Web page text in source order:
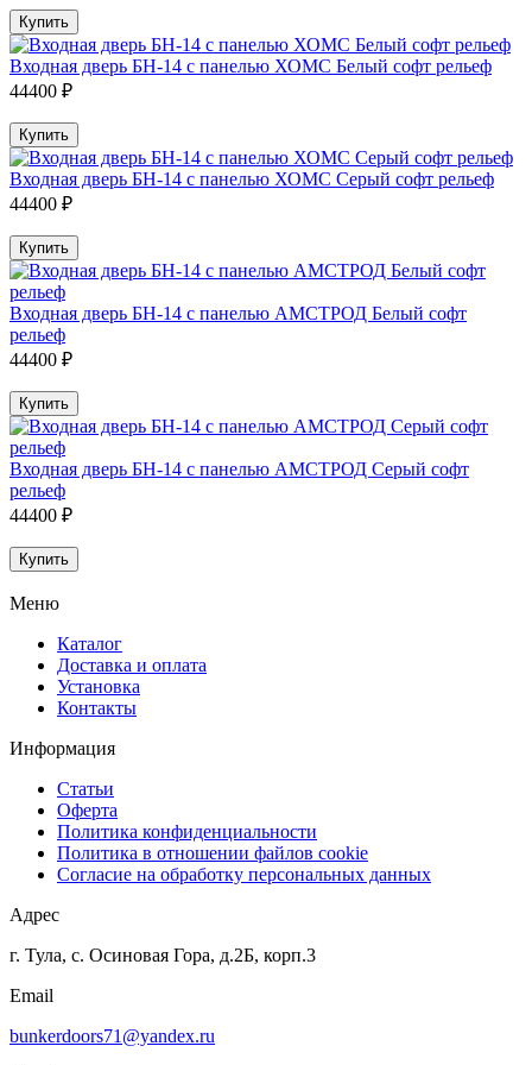
Купить
Входная дверь БН-14 с панелью ХОМС Белый софт рельеф
44400 ₽
Купить
Входная дверь БН-14 с панелью ХОМС Серый софт рельеф
44400 ₽
Купить
Входная дверь БН-14 с панелью АМСТРОД Белый софт
рельеф
44400 ₽
Купить
Входная дверь БН-14 с панелью АМСТРОД Серый софт
рельеф
44400 ₽
Купить
Меню
Каталог
Доставка и оплата
Установка
Контакты
Информация
Статьи
Оферта
Политика конфиденциальности
Политика в отношении файлов cookie
Согласие на обработку персональных данных
Адрес
г. Тула, с. Осиновая Гора, д.2Б, корп.3
Email
bunkerdoors71@yandex.ru